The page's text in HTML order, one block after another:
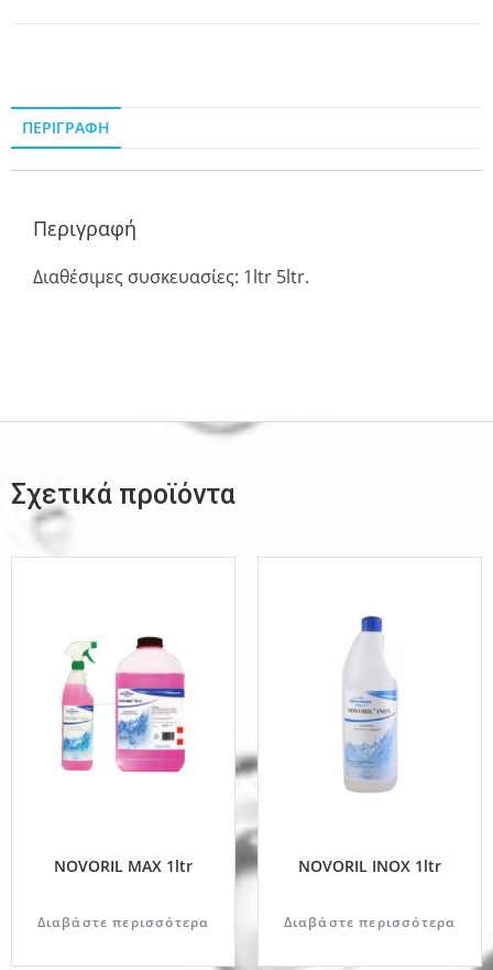
ΠΕΡΙΓΡΑΦΉ
Περιγραφή
Διαθέσιμες συσκευασίες: 1ltr 5ltr.
Σχετικά προϊόντα
NOVORIL MAX 1ltr
Διαβάστε περισσότερα
NOVORIL INOX 1ltr
Διαβάστε περισσότερα